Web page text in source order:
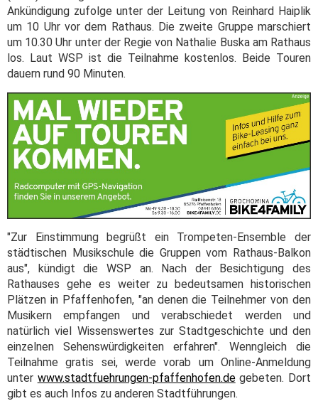
Ankündigung zufolge unter der Leitung von Reinhard Haiplik
um 10 Uhr vor dem Rathaus. Die zweite Gruppe marschiert
um 10.30 Uhr unter der Regie von Nathalie Buska am Rathaus
los. Laut WSP ist die Teilnahme kostenlos. Beide Touren
dauern rund 90 Minuten.
"Zur Einstimmung begrüßt ein Trompeten-Ensemble der
städtischen Musikschule die Gruppen vom Rathaus-Balkon
aus", kündigt die WSP an. Nach der Besichtigung des
Rathauses gehe es weiter zu bedeutsamen historischen
Plätzen in Pfaffenhofen, "an denen die Teilnehmer von den
Musikern empfangen und verabschiedet werden und
natürlich viel Wissenswertes zur Stadtgeschichte und den
einzelnen Sehenswürdigkeiten erfahren". Wenngleich die
Teilnahme gratis sei, werde vorab um Online-Anmeldung
unter www.stadtfuehrungen-pfaffenhofen.degebeten. Dort
gibt es auch Infos zu anderen Stadtführungen.